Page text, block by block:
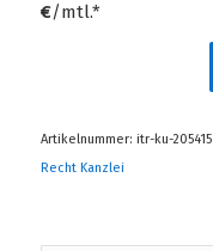
€/mtl.*
Artikelnummer: itr-ku-205415
Recht Kanzlei